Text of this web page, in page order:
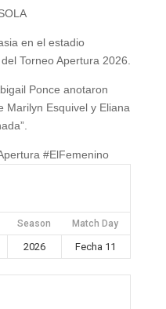
en el estadio
Torneo Apertura 2026.
Ponce anotaron
Marilyn Esquivel y Eliana
#ElFemenino
Season Match Day
2026 Fecha 11